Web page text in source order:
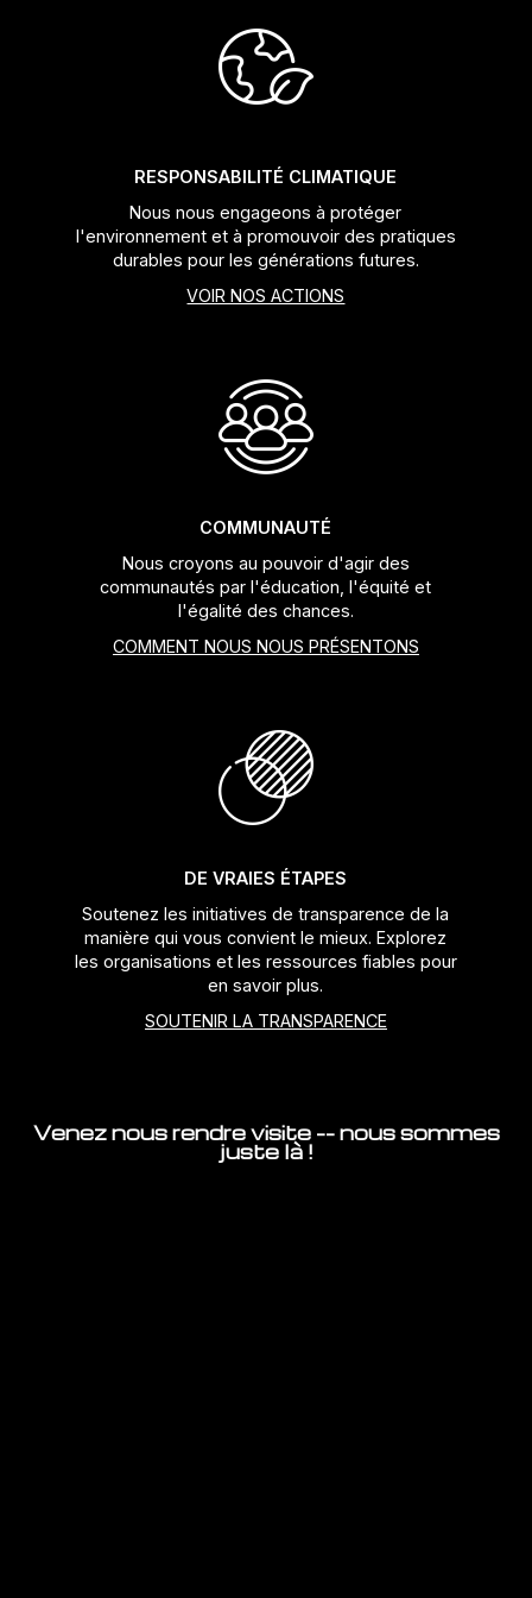
RESPONSABILITÉ CLIMATIQUE
Nous nous engageons à protéger
l'environnement et à promouvoir des pratiques
durables pour les générations futures.
VOIR NOS ACTIONS
COMMUNAUTÉ
Nous croyons au pouvoir d'agir des
communautés par l'éducation, l'équité et
l'égalité des chances.
COMMENT NOUS NOUS PRÉSENTONS
DE VRAIES ÉTAPES
Soutenez les initiatives de transparence de la
manière qui vous convient le mieux. Explorez
les organisations et les ressources fiables pour
en savoir plus.
SOUTENIR LA TRANSPARENCE
Venez nous rendre visite -- nous sommes
juste là !
Guide Chaine